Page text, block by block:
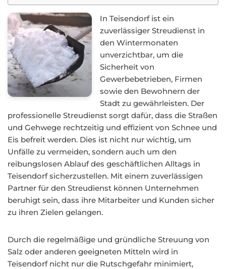
In Teisendorf ist ein
zuverlässiger Streudienst in
den Wintermonaten
unverzichtbar, um die
Sicherheit von
Gewerbebetrieben, Firmen
sowie den Bewohnern der
Stadt zu gewährleisten. Der
professionelle Streudienst sorgt dafür, dass die Straßen
und Gehwege rechtzeitig und effizient von Schnee und
Eis befreit werden. Dies ist nicht nur wichtig, um
Unfälle zu vermeiden, sondern auch um den
reibungslosen Ablauf des geschäftlichen Alltags in
Teisendorf sicherzustellen. Mit einem zuverlässigen
Partner für den Streudienst können Unternehmen
beruhigt sein, dass ihre Mitarbeiter und Kunden sicher
zu ihren Zielen gelangen.
Durch die regelmäßige und gründliche Streuung von
Salz oder anderen geeigneten Mitteln wird in
Teisendorf nicht nur die Rutschgefahr minimiert,